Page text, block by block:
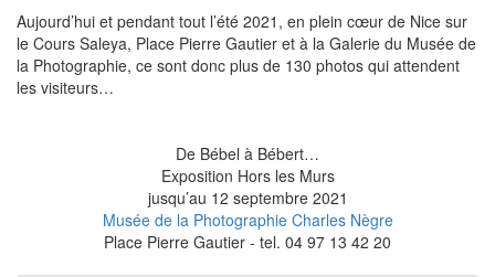
Aujourd’hui et pendant tout l’été 2021, en plein cœur de Nice sur
le Cours Saleya, Place Pierre Gautier et à la Galerie du Musée de
la Photographie, ce sont donc plus de 130 photos qui attendent
les visiteurs…
De Bébel à Bébert…
Exposition Hors les Murs
jusqu’au 12 septembre 2021
Musée de la Photographie Charles Nègre
Place Pierre Gautier - tel. 04 97 13 42 20